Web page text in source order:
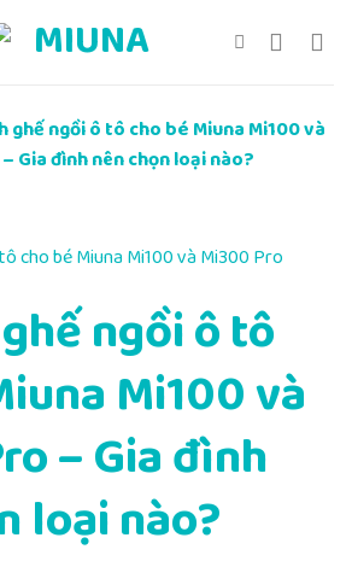
ghế ngồi ô tô cho bé Miuna Mi100 và
Gia đình nên chọn loại nào?
ngồi ô tô
Mi100 và
– Gia đình
loại nào?